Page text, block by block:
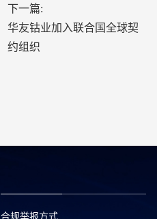
下一篇:
华友钴业加入联合国全球契
约组织
合规举报方式